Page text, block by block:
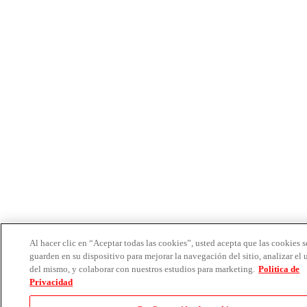
Al hacer clic en “Aceptar todas las cookies”, usted acepta que las cookies
guarden en su dispositivo para mejorar la navegación del sitio, analizar el
del mismo, y colaborar con nuestros estudios para marketing. Politica de
Privacidad